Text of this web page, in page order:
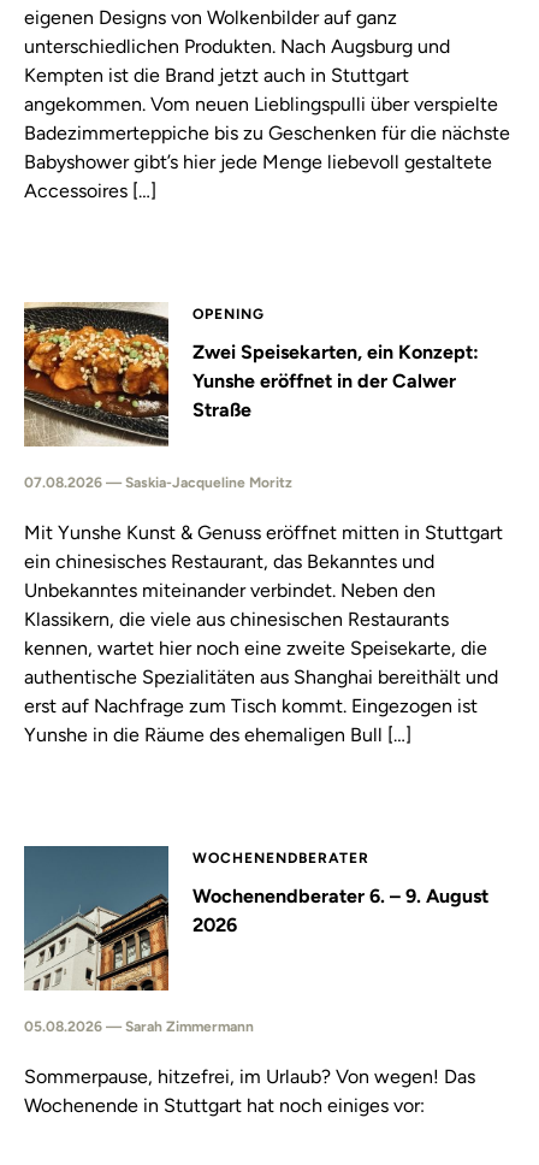
eigenen Designs von Wolkenbilder auf ganz
unterschiedlichen Produkten. Nach Augsburg und
Kempten ist die Brand jetzt auch in Stuttgart
angekommen. Vom neuen Lieblingspulli über verspielte
Badezimmerteppiche bis zu Geschenken für die nächste
Babyshower gibt’s hier jede Menge liebevoll gestaltete
Accessoires […]
OPENING
Zwei Speisekarten, ein Konzept:
Yunshe eröffnet in der Calwer
Straße
07.08.2026 — Saskia-Jacqueline Moritz
Mit Yunshe Kunst & Genuss eröffnet mitten in Stuttgart
ein chinesisches Restaurant, das Bekanntes und
Unbekanntes miteinander verbindet. Neben den
Klassikern, die viele aus chinesischen Restaurants
kennen, wartet hier noch eine zweite Speisekarte, die
authentische Spezialitäten aus Shanghai bereithält und
erst auf Nachfrage zum Tisch kommt. Eingezogen ist
Yunshe in die Räume des ehemaligen Bull […]
WOCHENENDBERATER
Wochenendberater 6. – 9. August
2026
05.08.2026 — Sarah Zimmermann
Sommerpause, hitzefrei, im Urlaub? Von wegen! Das
Wochenende in Stuttgart hat noch einiges vor: